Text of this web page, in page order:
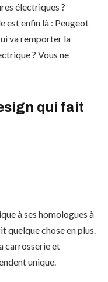
électriques ?
est enfin là : Peugeot
va remporter la
? Vous ne
qui fait
à ses homologues à
quelque chose en plus.
carrosserie et
unique.